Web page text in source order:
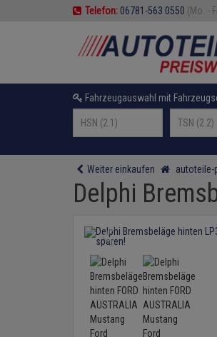
Telefon: 06781-563 0550 (Mo. -
Fahrzeugauswahl mit
Weiter einkaufen autoteile-
Delphi